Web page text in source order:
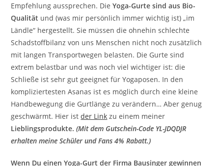
Empfehlung aussprechen. DieYoga-Gurte sind aus Bio-
Qualität und (was mir persönlich immer wichtig ist) „im
Ländle“ hergestellt. Sie müssen die ohnehin schlechte
Schadstoffbilanz von uns Menschen nicht noch zusätzlich
mit langen Transportwegen belasten. Die Gurte sind
extrem belastbar und was noch viel wichtiger ist: die
Schließe ist sehr gut geeignet für Yogaposen. In den
kompliziertesten Asanas ist es möglich durch eine kleine
Handbewegung die Gurtlänge zu verändern… Aber genug
geschwärmt. Hier istder Link zu einem meiner
Lieblingsprodukte.(Mit dem Gutschein-Code YL-JDQDJR
erhalten meine Schüler und Fans 4% Rabatt.)
Wenn Du einen Yoga-Gurt der Firma Bausinger gewinnen